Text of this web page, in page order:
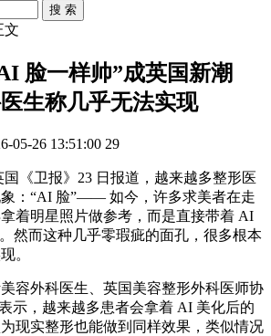
搜 索
文
脸一样帅”成英国新潮
生称几乎无法实现
05-26 13:51:00 29
国《卫报》23 日报道，越来越多整形医
：“AI 脸”—— 如今，许多求美者在走
着明星照片做参考，而是直接带着 AI
然而这种几乎零瑕疵的面孔，很多根本
。
容外科医生、英国美容整形外科医师协
示，越来越多患者会拿着 AI 美化后的
现实整形也能做到同样效果，类似情况